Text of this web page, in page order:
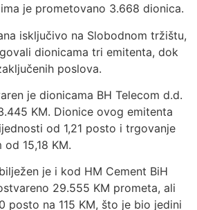
je prometovano 3.668 dionica.
isključivo na Slobodnom tržištu,
dionicama tri emitenta, dok
poslova.
je dionicama BH Telecom d.d.
KM. Dionice ovog emitenta
od 1,21 posto i trgovanje
15,18 KM.
je i kod HM Cement BiH
29.555 KM prometa, ali
posto na 115 KM, što je bio jedini